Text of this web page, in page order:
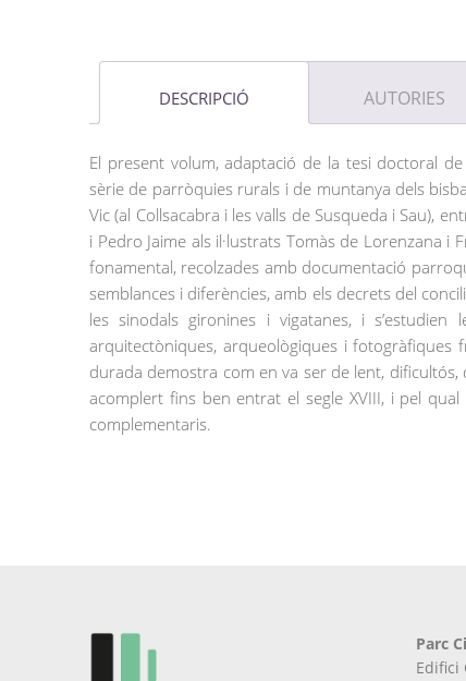
DESCRIPCIÓ AUTORIES
El present volum, adaptació de la tesi doctoral
sèrie de parròquies rurals i de muntanya dels
Vic (al Collsacabra i les valls de Susqueda i Sau),
i Pedro Jaime als il·lustrats Tomàs de Lorenzana
fonamental, recolzades amb documentació
semblances i diferències, amb els decrets del
les sinodals gironines i vigatanes, i s’estudien
arquitectòniques, arqueològiques i fotogràfiques
durada demostra com en va ser de lent,
acomplert fins ben entrat el segle XVIII, i pel
complementaris.
Parc
Edifici